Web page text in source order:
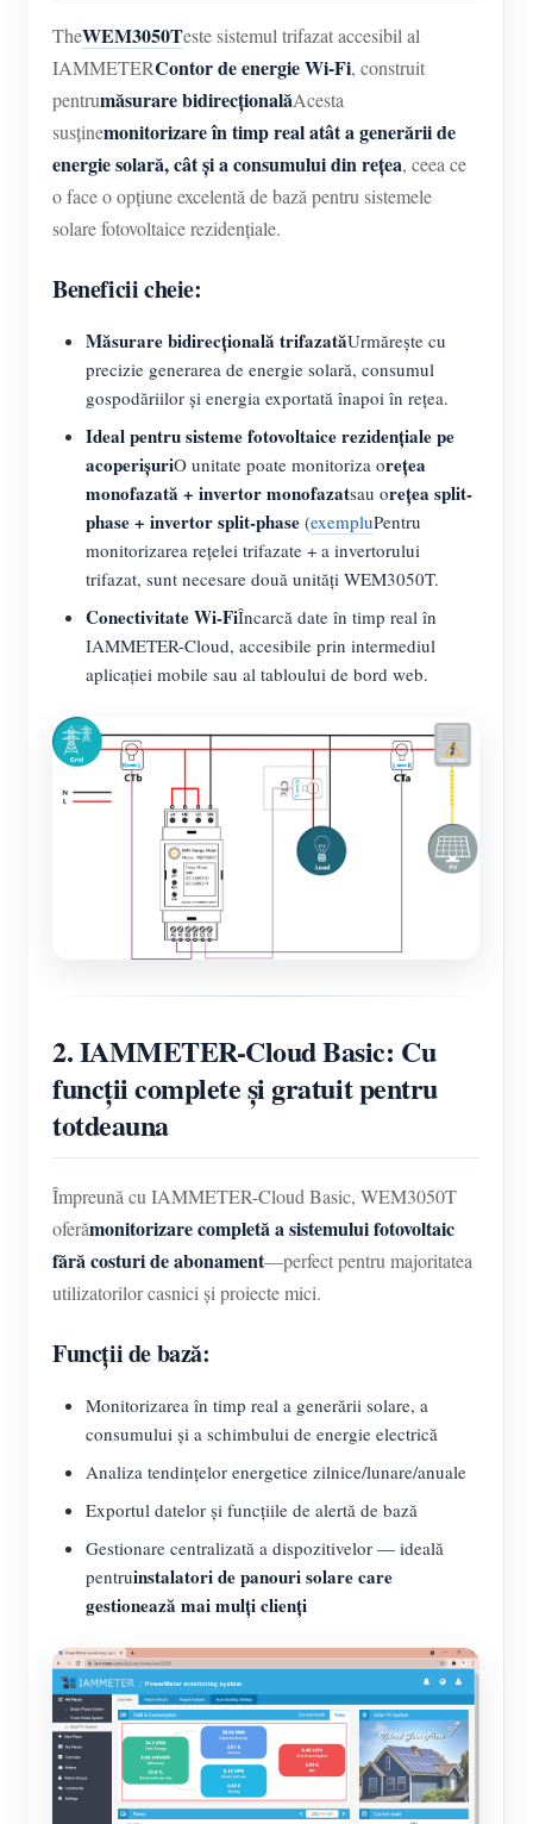
TheWEM3050Teste sistemul trifazat accesibil al
IAMMETERContor de energie Wi-Fi, construit
pentrumăsurare bidirecționalăAcesta
susținemonitorizare în timp real atât a generării de
energie solară, cât și a consumului din rețea, ceea ce
o face o opțiune excelentă de bază pentru sistemele
solare fotovoltaice rezidențiale.
Beneficii cheie:
Măsurare bidirecțională trifazatăUrmărește cu
precizie generarea de energie solară, consumul
gospodăriilor și energia exportată înapoi în rețea.
Ideal pentru sisteme fotovoltaice rezidențiale pe
acoperișuriO unitate poate monitoriza orețea
monofazată + invertor monofazatsau orețea split-
phase + invertor split-phase (exempluPentru
monitorizarea rețelei trifazate + a invertorului
trifazat, sunt necesare două unități WEM3050T.
Conectivitate Wi-FiÎncarcă date în timp real în
IAMMETER-Cloud, accesibile prin intermediul
aplicației mobile sau al tabloului de bord web.
2. IAMMETER-Cloud Basic: Cu
funcții complete și gratuit pentru
totdeauna
Împreună cu IAMMETER-Cloud Basic, WEM3050T
oferămonitorizare completă a sistemului fotovoltaic
fără costuri de abonament—perfect pentru majoritatea
utilizatorilor casnici și proiecte mici.
Funcții de bază:
Monitorizarea în timp real a generării solare, a
consumului și a schimbului de energie electrică
Analiza tendințelor energetice zilnice/lunare/anuale
Exportul datelor și funcțiile de alertă de bază
Gestionare centralizată a dispozitivelor — ideală
pentruinstalatori de panouri solare care
gestionează mai mulți clienți